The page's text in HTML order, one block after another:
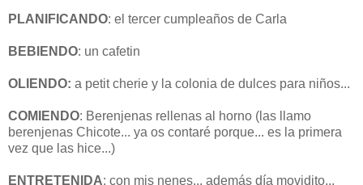
PLANIFICANDO: el tercer cumpleaños de Carla
BEBIENDO: un cafetin
OLIENDO: a petit cherie y la colonia de dulces para niños...
COMIENDO: Berenjenas rellenas al horno (las llamo
berenjenas Chicote... ya os contaré porque... es la primera
vez que las hice...)
ENTRETENIDA: con mis nenes... además día movidito...